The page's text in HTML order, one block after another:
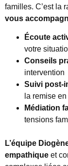
familles. C’est la
vous
Écoute
votre
Conseils
intervention
Suivi post-
la remise
Médiation
tensions
L’équipe
empathique et